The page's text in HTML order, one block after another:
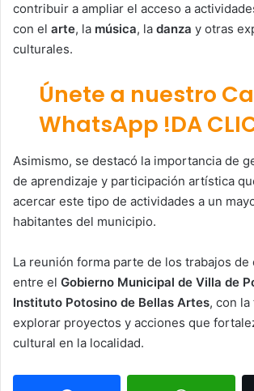
contribuir a ampliar el acceso a
con el arte, la música, la danza y otras
culturales.
Únete a nuestro
WhatsApp !DA
Asimismo, se destacó la importancia de
de aprendizaje y participación artística
acercar este tipo de actividades a un
habitantes del municipio.
La reunión forma parte de los trabajos de
entre el Gobierno Municipal de Villa de
Instituto Potosino de Bellas Artes, con
explorar proyectos y acciones que
cultural en la localidad.